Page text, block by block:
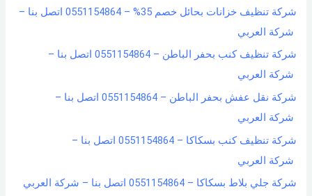
شركة تنظيف خزانات بحائل خصم 35% – 0551154864 اتصل بنا –
شركة العربي
شركة تنظيف كنب بحفر الباطن – 0551154864 اتصل بنا –
شركة العربي
شركة نقل عفش بحفر الباطن – 0551154864 اتصل بنا –
شركة العربي
شركة تنظيف كنب بسكاكا – 0551154864 اتصل بنا –
شركة العربي
شركة جلي بلاط بسكاكا – 0551154864 اتصل بنا – شركة العربي